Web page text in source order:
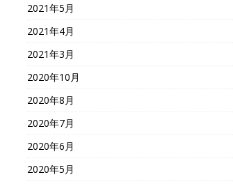
2021年5月
2021年4月
2021年3月
2020年10月
2020年8月
2020年7月
2020年6月
2020年5月